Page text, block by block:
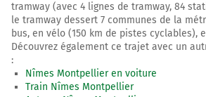
tramway (avec 4 lignes de tramway, 84
le tramway dessert 7 communes de la
bus, en vélo (150 km de pistes cyclables),
Découvrez également ce trajet avec un
:
Nîmes Montpellier en voiture
Train Nîmes Montpellier